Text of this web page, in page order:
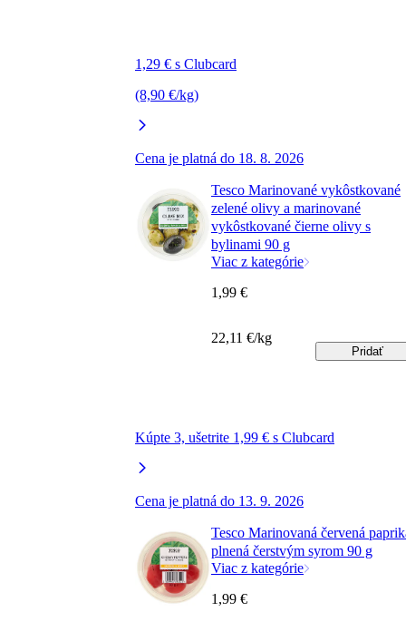
1,29 € s Clubcard
(8,90 €/kg)
Cena je platná do 18. 8. 2026
Tesco Marinované vykôstkované
zelené olivy a marinované
vykôstkované čierne olivy s
bylinami 90 g
Viac z kategórie
Kúpte 3, ušetrite 1,99 € s Clubcard
Cena je platná do 13. 9. 2026
1,99 €
22,11 €/kg
Pridať
Tesco Marinovaná červená
plnená čerstvým syrom 90 g
Viac z kategórie
1,99 €